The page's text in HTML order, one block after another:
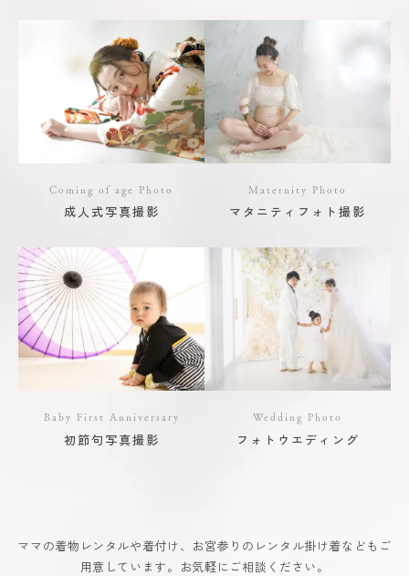
Coming of age Photo
成人式写真撮影
Maternity Photo
マタニティフォト撮影
Baby First Anniversary
初節句写真撮影
Wedding Photo
フォトウエディング
ママの着物レンタルや着付け、お宮参りのレンタル掛け着などもご
用意しています。お気軽にご相談ください。